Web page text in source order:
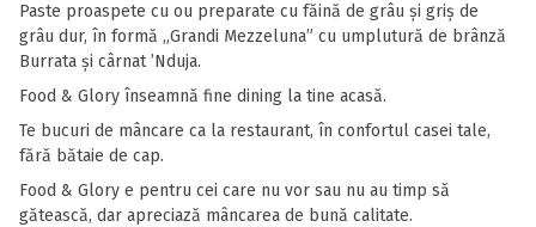
Paste proaspete cu ou preparate cu făină de grâu și griș de
grâu dur, în formă „Grandi Mezzeluna” cu umplutură de brânză
Burrata și cârnat ’Nduja.
Food & Glory înseamnă fine dining la tine acasă.
Te bucuri de mâncare ca la restaurant, în confortul casei tale,
fără bătaie de cap.
Food & Glory e pentru cei care nu vor sau nu au timp să
gătească, dar apreciază mâncarea de bună calitate.